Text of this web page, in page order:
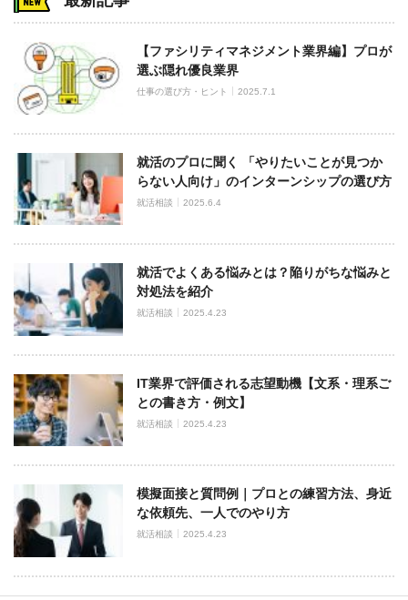
【ファシリティマネジメント業界編】プロが
選ぶ隠れ優良業界
仕事の選び方・ヒント 2025.7.1
就活のプロに聞く 「やりたいことが見つか
らない人向け」のインターンシップの選び方
就活相談 2025.6.4
就活でよくある悩みとは？陥りがちな悩みと
対処法を紹介
就活相談 2025.4.23
IT業界で評価される志望動機【文系・理系ご
との書き方・例文】
就活相談 2025.4.23
模擬面接と質問例｜プロとの練習方法、身近
な依頼先、一人でのやり方
就活相談 2025.4.23